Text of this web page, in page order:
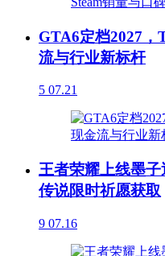
GTA6定档2027，
流与行业新标杆
5 07.21
王者荣耀上线墨
传说限时祈愿获取
9 07.16